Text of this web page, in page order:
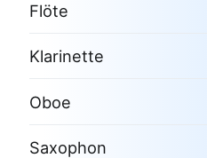
Flöte
Klarinette
Oboe
Saxophon